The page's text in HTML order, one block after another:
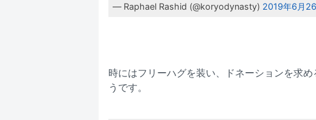
— Raphael Rashid (@koryodynasty) 2019年6月
時にはフリーハグを装い、ドネーションを求
うです。